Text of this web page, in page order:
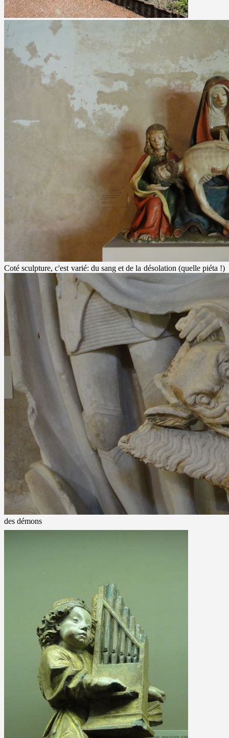
Coté sculpture, c'est varié: du sang et de la désolation (quelle piéta !)
des démons